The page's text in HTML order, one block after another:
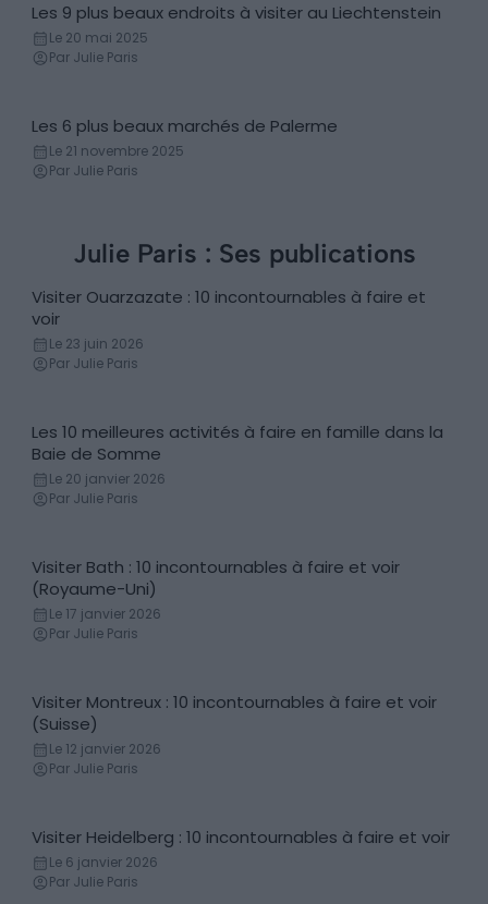
Incontournables
Les 9 plus beaux endroits à visiter au Liechtenstein
Le 20 mai 2025
Par Julie Paris
Marché local
Les 6 plus beaux marchés de Palerme
Le 21 novembre 2025
Par Julie Paris
Julie Paris : Ses publications
Incontournables
Visiter Ouarzazate : 10 incontournables à faire et
voir
Le 23 juin 2026
Par Julie Paris
Activités
Les 10 meilleures activités à faire en famille dans la
Baie de Somme
Le 20 janvier 2026
Par Julie Paris
Incontournables
Visiter Bath : 10 incontournables à faire et voir
(Royaume-Uni)
Le 17 janvier 2026
Par Julie Paris
Incontournables
Visiter Montreux : 10 incontournables à faire et voir
(Suisse)
Le 12 janvier 2026
Par Julie Paris
Incontournables
Visiter Heidelberg : 10 incontournables à faire et voir
Le 6 janvier 2026
Par Julie Paris